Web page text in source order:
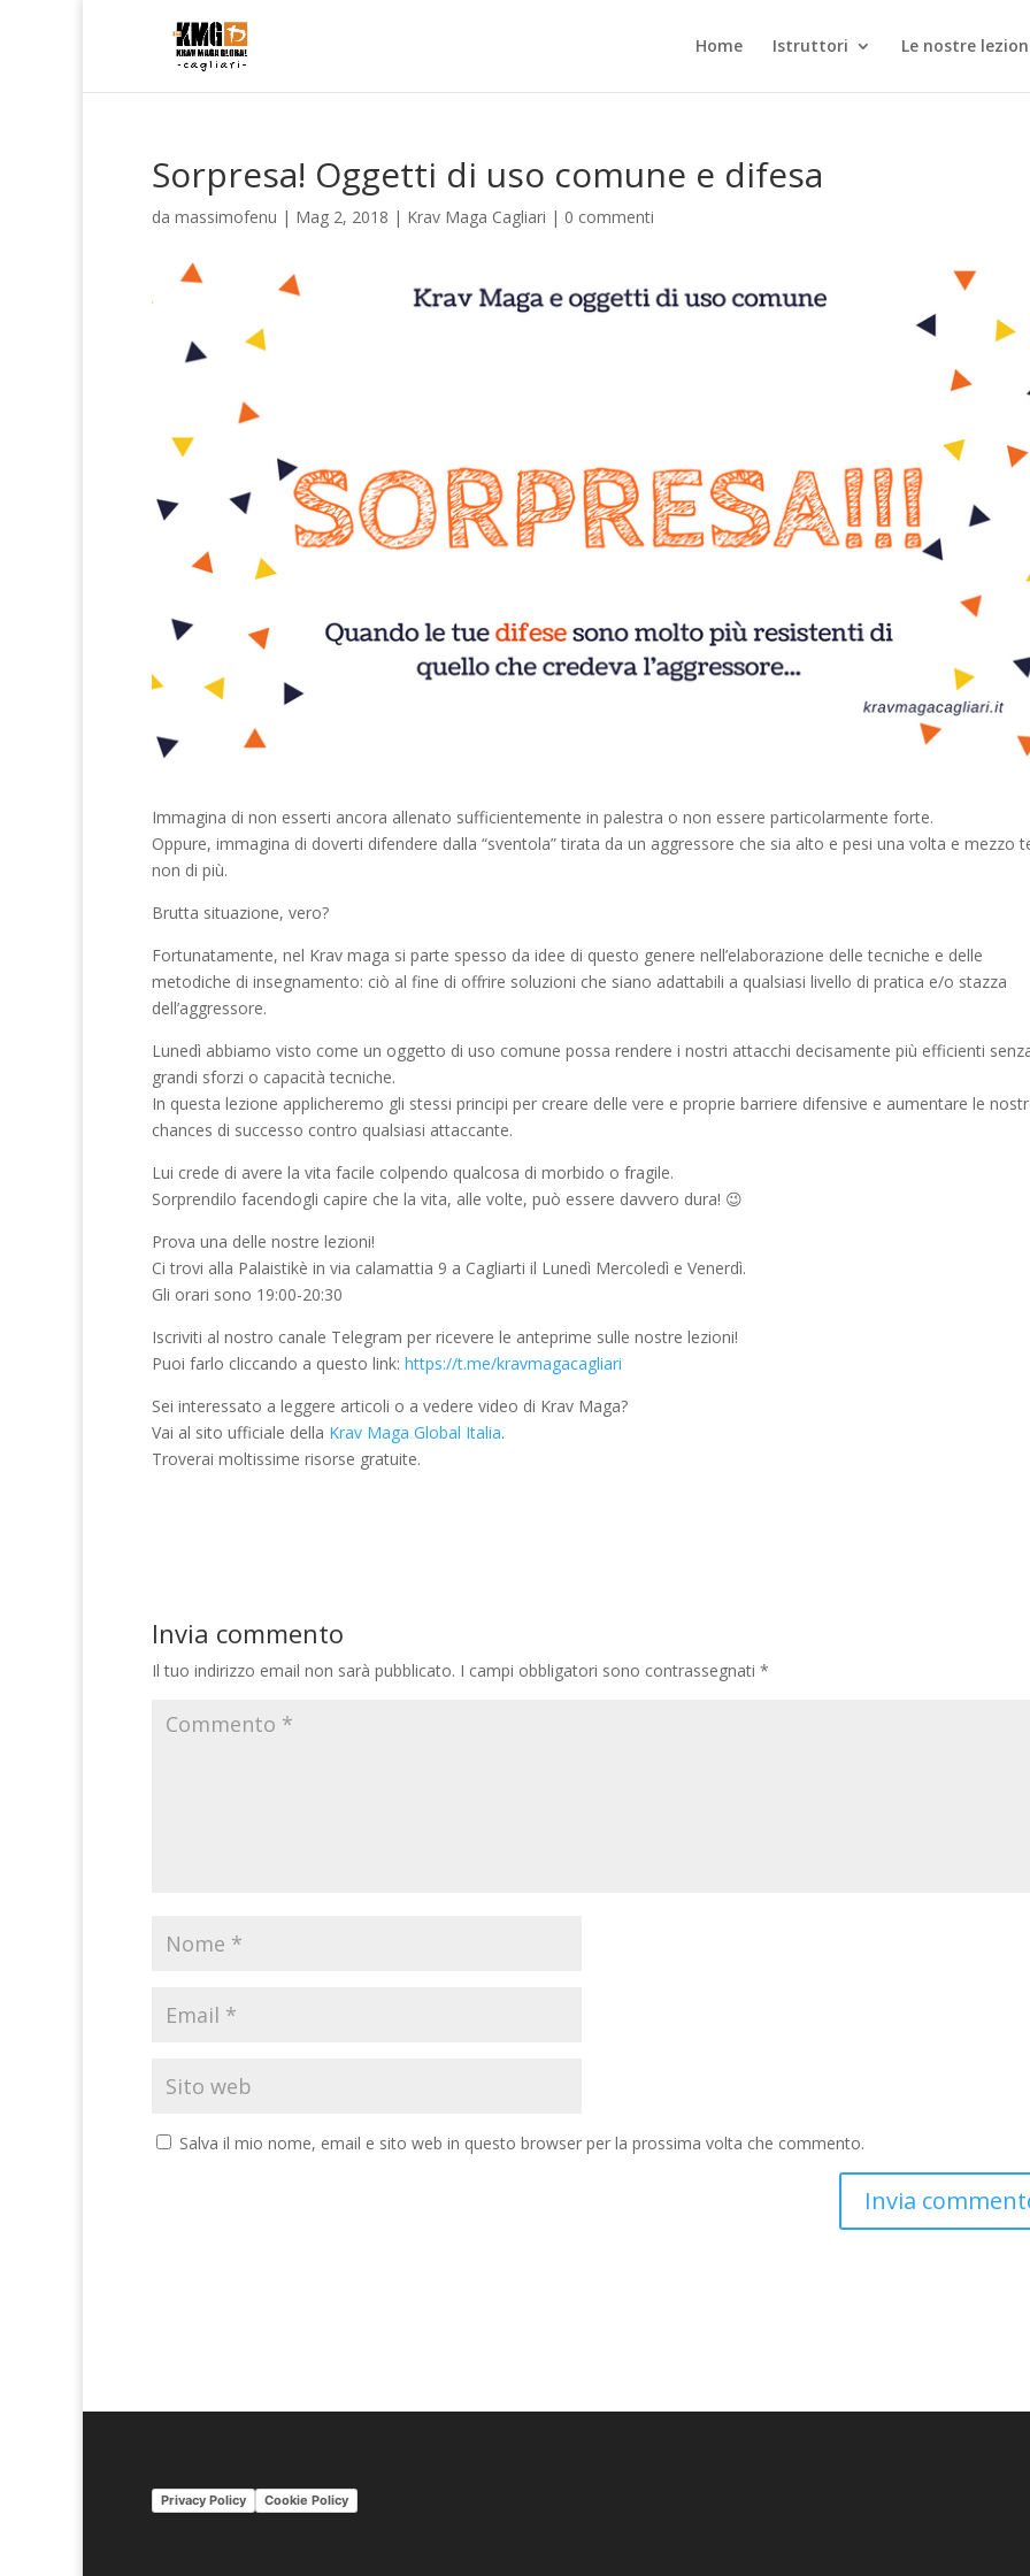
Home Istruttori Le nostre
Sorpresa! Oggetti di uso comune e difesa
da massimofenu | Mag 2, 2018 | Krav Maga Cagliari | 0 commenti
Immagina di non esserti ancora allenato sufficientemente in palestra o non essere particolarmente forte.
Oppure, immagina di doverti difendere dalla “sventola” tirata da un aggressore che sia alto e pesi una volta e mezzo
non di più.
Brutta situazione, vero?
Fortunatamente, nel Krav maga si parte spesso da idee di questo genere nell’elaborazione delle tecniche e delle
metodiche di insegnamento: ciò al fine di offrire soluzioni che siano adattabili a qualsiasi livello di pratica e/o stazza
dell’aggressore.
Lunedì abbiamo visto come un oggetto di uso comune possa rendere i nostri attacchi decisamente più efficienti
grandi sforzi o capacità tecniche.
In questa lezione applicheremo gli stessi principi per creare delle vere e proprie barriere difensive e aumentare le
chances di successo contro qualsiasi attaccante.
Lui crede di avere la vita facile colpendo qualcosa di morbido o fragile.
Sorprendilo facendogli capire che la vita, alle volte, può essere davvero dura! 😉
Prova una delle nostre lezioni!
Ci trovi alla Palaistikè in via calamattia 9 a Cagliarti il Lunedì Mercoledì e Venerdì.
Gli orari sono 19:00-20:30
Iscriviti al nostro canale Telegram per ricevere le anteprime sulle nostre lezioni!
Puoi farlo cliccando a questo link: https://t.me/kravmagacagliari
Sei interessato a leggere articoli o a vedere video di Krav Maga?
Vai al sito ufficiale della Krav Maga Global Italia.
Troverai moltissime risorse gratuite.
Invia commento
Il tuo indirizzo email non sarà pubblicato. I campi obbligatori sono contrassegnati *
Salva il mio nome, email e sito web in questo browser per la prossima volta che commento.
ePrivacy Policy Cookie Policy